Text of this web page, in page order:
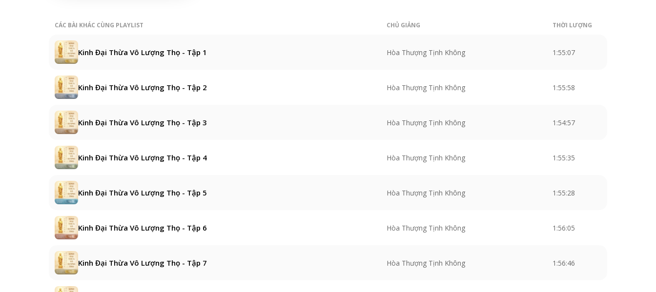
CÁC BÀI KHÁC CÙNG PLAYLIST CHỦ GIẢNG THỜI LƯỢNG
Kinh Đại Thừa Vô Lượng Thọ - Tập 1 Hòa Thượng Tịnh Không 1:55:07
Kinh Đại Thừa Vô Lượng Thọ - Tập 2 Hòa Thượng Tịnh Không 1:55:58
Kinh Đại Thừa Vô Lượng Thọ - Tập 3 Hòa Thượng Tịnh Không 1:54:57
Kinh Đại Thừa Vô Lượng Thọ - Tập 4 Hòa Thượng Tịnh Không 1:55:35
Kinh Đại Thừa Vô Lượng Thọ - Tập 5 Hòa Thượng Tịnh Không 1:55:28
Kinh Đại Thừa Vô Lượng Thọ - Tập 6 Hòa Thượng Tịnh Không 1:56:05
Kinh Đại Thừa Vô Lượng Thọ - Tập 7 Hòa Thượng Tịnh Không 1:56:46